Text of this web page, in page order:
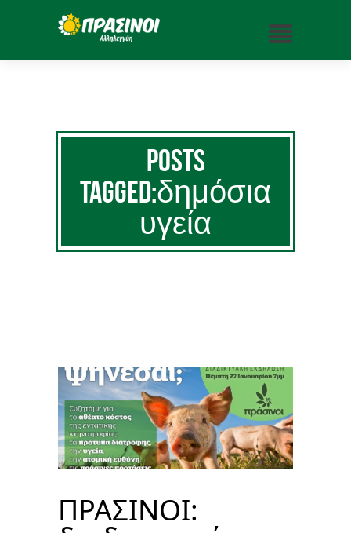
Posts
Tagged:δημόσια
υγεία
ΠΡΑΣΙΝΟΙ: